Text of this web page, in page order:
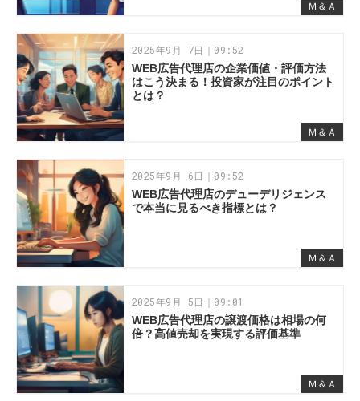
Ｍ＆Ａ
Ｍ＆Ａ
2025年9月 7日｜09:52
WEB広告代理店の企業価値・評価方法
はこう決まる！投資家が注目のポイント
とは？
Ｍ＆Ａ
2025年9月 6日｜09:52
WEB広告代理店のデューデリジェンス
で本当に見るべき指標とは？
Ｍ＆Ａ
2025年9月 5日｜09:01
WEB広告代理店の譲渡価格は相場の何
倍？高値売却を実現する評価基準